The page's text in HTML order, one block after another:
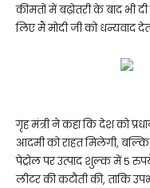
कीमतों में बढ़ोतरी के बाद भी
लिए मैं मोदी जी को धन्यवाद देता
गृह मंत्री ने कहा कि देश को
आदमी को राहत मिलेगी,
पेट्रोल पर उत्पाद शुल्क में 5
लीटर की कटौती की, ताकि